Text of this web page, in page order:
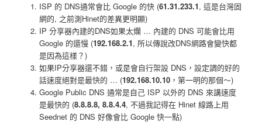
ISP 的 DNS通常會比 Google 的快 (61.31.233.1, 這是台灣固
網的, 之前測Hinet的差異更明顯)
IP 分享器內建的DNS如果太爛 … 內建的 DNS 可能會比用
Google 的還慢 (192.168.2.1, 所以傳說改DNS網路會變快都
是因為這樣？)
如果IP分享器還不錯，或是會自行架設 DNS，設定調的好的
話速度絕對是最快的 … (192.168.10.10，第一明的那個～)
Google Public DNS 通常是自己 ISP 以外的 DNS 來講速度
是最快的 (8.8.8.8, 8.8.4.4, 不過我記得在 Hinet 線路上用
Seednet 的 DNS 好像會比 Google 快一點)